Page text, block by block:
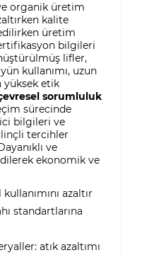
organik üretim
kalite
üretim
bilgileri
lifler,
kullanımı, uzun
yüksek etik
sorumluluk
sürecinde
bilgileri ve
tercihler
ve
ekonomik ve
azaltır
standartlarına
atık azaltımı